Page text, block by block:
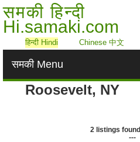
समकी हिन्दी
Hi.samaki.com
हिन्दी Hindi Chinese 中文
समकी Menu
Roosevelt, NY
2 listings found
---